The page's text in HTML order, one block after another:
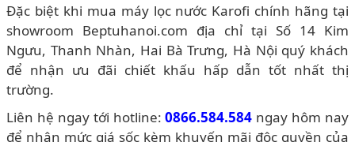
Đặc biệt khi mua máy lọc nước Karofi chính hãng tại
showroom Beptuhanoi.com địa chỉ tại Số 14 Kim
Ngưu, Thanh Nhàn, Hai Bà Trưng, Hà Nội quý khách
để nhận ưu đãi chiết khấu hấp dẫn tốt nhất thị
trường.
Liên hệ ngay tới hotline:0866.584.584 ngay hôm nay
để nhận mức giá sốc kèm khuyến mãi độc quyền của